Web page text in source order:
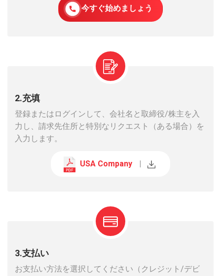
今すぐ始めましょう
2.充填
登録またはログインして、会社名と取締役/株主を入
力し、請求先住所と特別なリクエスト（ある場合）を
入力します。
USA Company |
3.支払い
お支払い方法を選択してください（クレジット/デビ